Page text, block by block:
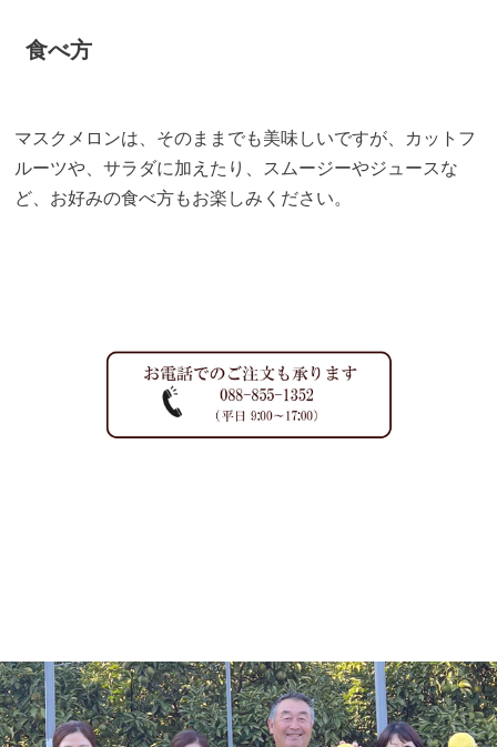
食べ方
マスクメロンは、そのままでも美味しいですが、カットフ
ルーツや、サラダに加えたり、スムージーやジュースな
ど、お好みの食べ方もお楽しみください。